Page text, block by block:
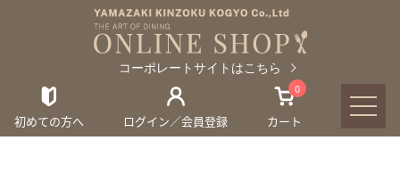
コーポレートサイトはこちら
初めての方へ ログイン／会員登録
0
カート